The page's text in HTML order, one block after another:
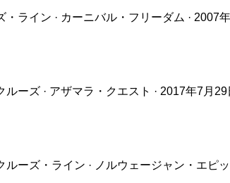
・ライン · カーニバル・フリーダム · 2007
ーズ · アザマラ・クエスト · 2017年7月29
ルーズ・ライン · ノルウェージャン・エピ